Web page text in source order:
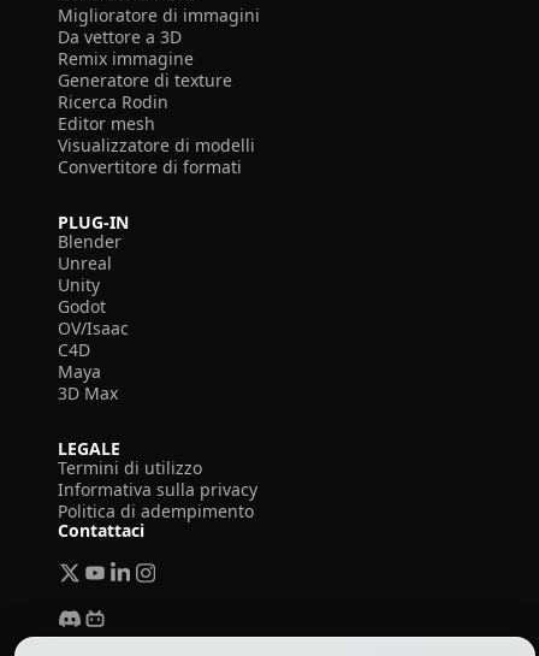
Miglioratore di immagini
Da vettore a 3D
Remix immagine
Generatore di texture
Ricerca Rodin
Editor mesh
Visualizzatore di modelli
Convertitore di formati
PLUG-IN
Blender
Unreal
Unity
Godot
OV/Isaac
C4D
Maya
3D Max
LEGALE
Termini di utilizzo
Informativa sulla privacy
Politica di adempimento
Contattaci